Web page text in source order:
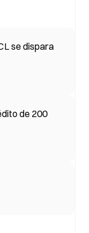
se dispara
de 200